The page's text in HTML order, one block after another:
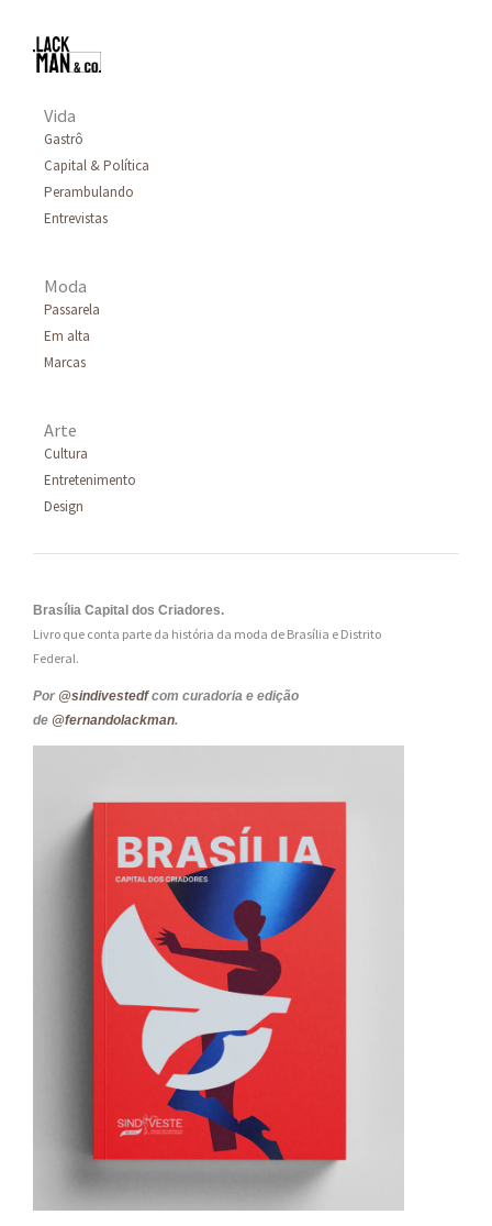
Vida
Gastrô
Capital & Política
Perambulando
Entrevistas
Moda
Passarela
Em alta
Marcas
Arte
Cultura
Entretenimento
Design
Brasília Capital dos Criadores.
Livro que conta parte da história da moda de Brasília e Distrito
Federal.
Por @sindivestedfcom curadoria e edição
de @fernandolackman.